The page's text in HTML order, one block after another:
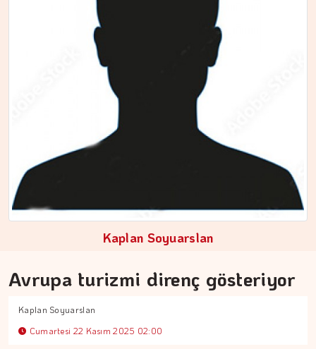
Kaplan Soyuarslan
Avrupa turizmi direnç gösteriyor
Kaplan Soyuarslan
Cumartesi 22 Kasım 2025 02:00
ÇİĞDEM MEN